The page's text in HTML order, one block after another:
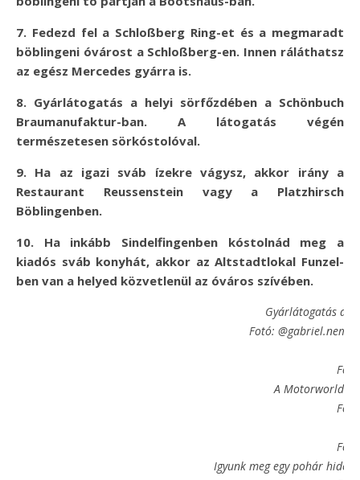
7. Fedezd fel a Schloßberg Ring-et és a megmaradt
böblingeni óvárost a Schloßberg-en. Innen ráláthatsz
az egész Mercedes gyárra is.
8. Gyárlátogatás a helyi sörfőzdében a Schönbuch
Braumanufaktur-ban. A látogatás végén
természetesen sörkóstolóval.
9. Ha az igazi sváb ízekre vágysz, akkor irány a
Restaurant Reussenstein vagy a Platzhirsch
Böblingenben.
10. Ha inkább Sindelfingenben kóstolnád meg a
kiadós sváb konyhát, akkor az Altstadtlokal Funzel-
ben van a helyed közvetlenül az óváros szívében.
Gyárlátogatás a
Fotó:
A Motorworld a
Igyunk meg egy pohár